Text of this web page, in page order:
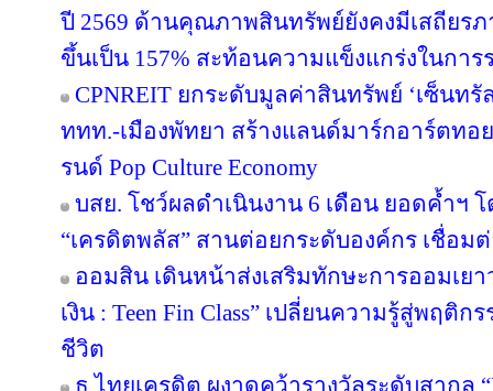
ปี 2569 ด้านคุณภาพสินทรัพย์ยังคงมีเสถียรภ
ขึ้นเป็น 157% สะท้อนความแข็งแกร่งในการ
CPNREIT ยกระดับมูลค่าสินทรัพย์ ‘เซ็นทรั
ททท.-เมืองพัทยา สร้างแลนด์มาร์กอาร์ตทอ
รนด์ Pop Culture Economy
บสย. โชว์ผลดำเนินงาน 6 เดือน ยอดค้ำฯ
“เครดิตพลัส” สานต่อยกระดับองค์กร เชื่อมต่
ออมสิน เดินหน้าส่งเสริมทักษะการออมเยา
เงิน : Teen Fin Class” เปลี่ยนความรู้สู่พฤติ
ชีวิต
ธ.ไทยเครดิต ผงาดคว้ารางวัลระดับสากล